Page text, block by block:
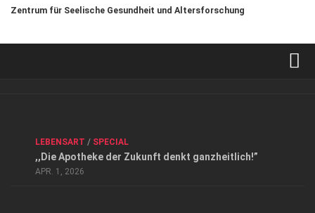
Zentrum für Seelische Gesundheit und Altersforschung
Datenschutzerklärung
Top Magazin Dresden / Ostsachsen
LEBENSART / SPECIAL
,,Die Apotheke der Zukunft denkt ganzheitlich!”
APR. 1, 2026